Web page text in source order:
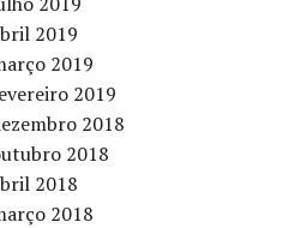
2019
2019
2019
2018
2018
2018
2018